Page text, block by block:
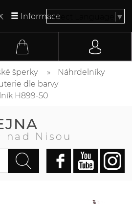
InformaceSelect Language ▼
šperky
Náhrdelníky
dle barvy
H899-50
nad Nisou